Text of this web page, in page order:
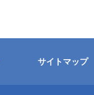
サイトマップ